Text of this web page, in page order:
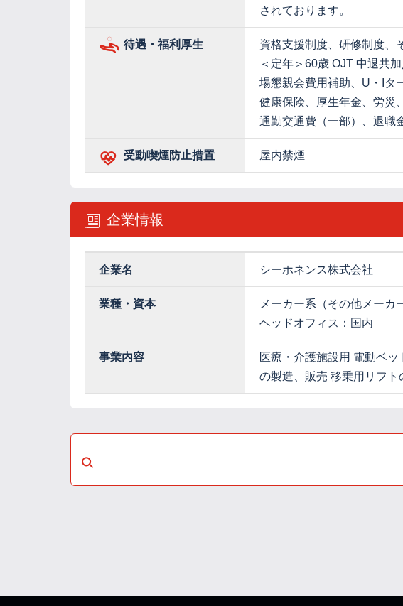
されております。
待遇・福利厚生
資格支援制度、研修制度、
＜定年＞60歳 OJT 中退共
場懇親会費用補助、U・I
健康保険、厚生年金、労災
通勤交通費（一部）、退職
受動喫煙防止措置 屋内禁煙
企業情報
企業名 シーホネンス株式会社
業種・資本
メーカー系（その他メーカ
ヘッドオフィス：国内
事業内容
医療・介護施設用 電動ベ
の製造、販売 移乗用リフト